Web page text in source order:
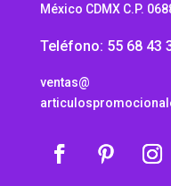
México CDMX C.P.
Teléfono: 55 68 43
ventas@